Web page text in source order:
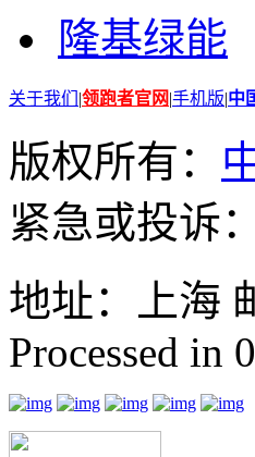
隆基绿能
关于我们 |领跑者官网|手机版|中
版权所有：
紧急或投诉
地址：上海
Processed in